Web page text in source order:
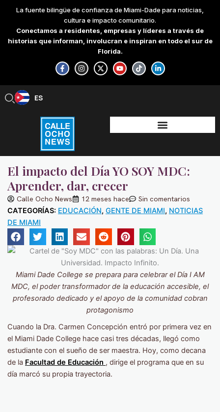
content
La fuente bilingüe de confianza de Miami-Dade para noticias,
cultura e impacto comunitario.
Conectamos a residentes, empresas y líderes a través de
historias que informan, involucran e inspiran en todo el sur de
Florida.
F
a
c
e
-
f
I
n
s
t
X
-
t
w
Y
o
u
t
T
i
k
t
L
i
n
k
-
i
n
ES
EN
El impacto del Día YO SOY MDC:
Aprender, dar, crecer
Calle Ocho News 12 meses hace Sin comentarios
CATEGORÍAS: EDUCACIÓN, GENTE DE MIAMI, NOTICIAS
DE MIAMI
Miami Dade College se prepara para celebrar el Día I AM
MDC, el poder transformador de la educación accesible, el
profesorado dedicado y el apoyo de la comunidad cobran
protagonismo
Cuando la Dra. Carmen Concepción entró por primera vez en
el Miami Dade College hace casi tres décadas, llegó como
estudiante con el sueño de ser maestra. Hoy, como decana
de la Facultad de Educación , dirige el programa que en su
día marcó su propia trayectoria.